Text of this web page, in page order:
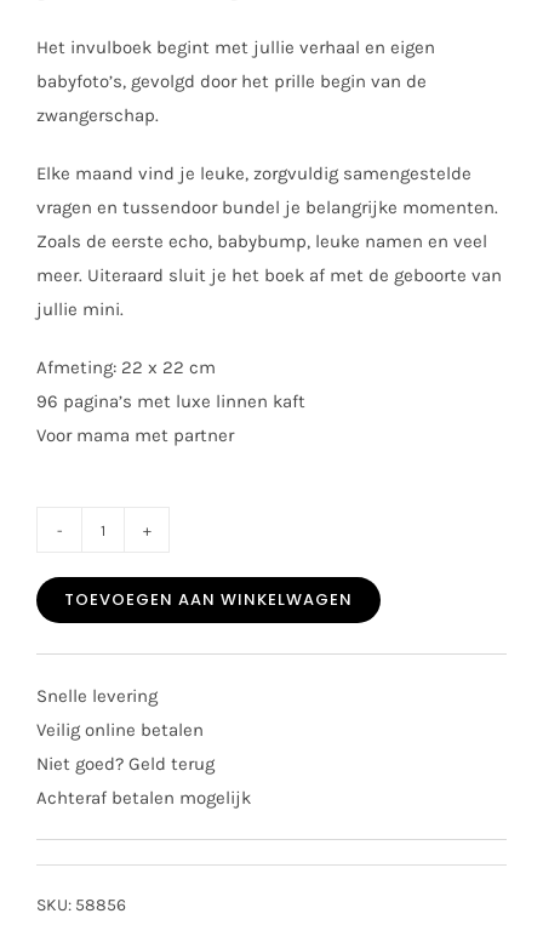
Het invulboek begint met jullie verhaal en eigen
babyfoto’s, gevolgd door het prille begin van de
zwangerschap.
Elke maand vind je leuke, zorgvuldig samengestelde
vragen en tussendoor bundel je belangrijke momenten.
Zoals de eerste echo, babybump, leuke namen en veel
meer. Uiteraard sluit je het boek af met de geboorte van
jullie mini.
Afmeting: 22 x 22 cm
96 pagina’s met luxe linnen kaft
Voor mama met partner
invulboek
TOEVOEGEN AAN WINKELWAGEN
Snelle levering
Veilig online betalen
Niet goed? Geld terug
Achteraf betalen mogelijk
SKU: 58856